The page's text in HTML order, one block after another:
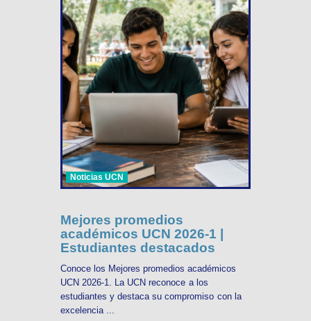
Noticias UCN
Mejores promedios
académicos UCN 2026-1 |
Estudiantes destacados
Conoce los Mejores promedios académicos
UCN 2026-1. La UCN reconoce a los
estudiantes y destaca su compromiso con la
excelencia ...